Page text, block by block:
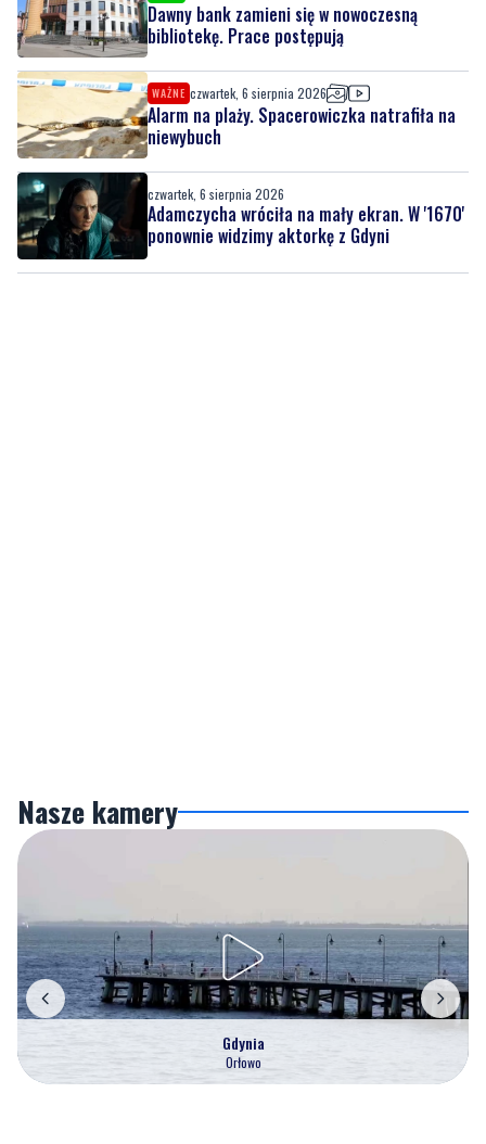
Dawny bank zamieni się w nowoczesną
bibliotekę. Prace postępują
WAŻNE czwartek, 6 sierpnia 2026
Alarm na plaży. Spacerowiczka natrafiła na
niewybuch
czwartek, 6 sierpnia 2026
Adamczycha wróciła na mały ekran. W '1670'
ponownie widzimy aktorkę z Gdyni
Nasze kamery
Gdynia
Orłowo